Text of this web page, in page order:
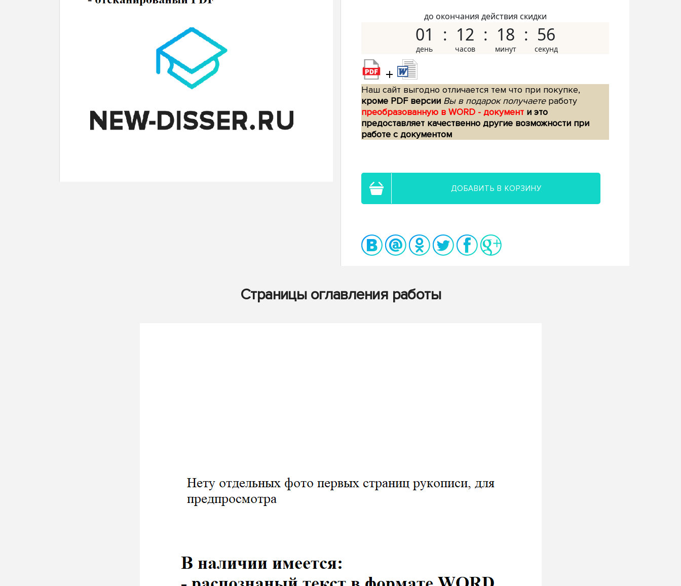
до окончания действия скидки
01 12 18 55
+
Наш сайт выгодно отличается тем что при покупке,
кроме PDF версии Вы в подарок получаетеработу
преобразованную в WORD - документ и это
предоставляет качественно другие возможности при
работе с документом
ДОБАВИТЬ В КОРЗИНУ
Страницы оглавления работы